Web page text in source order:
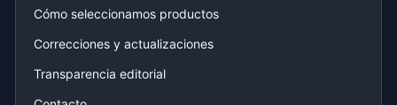
Cómo seleccionamos productos
Correcciones y actualizaciones
Transparencia editorial